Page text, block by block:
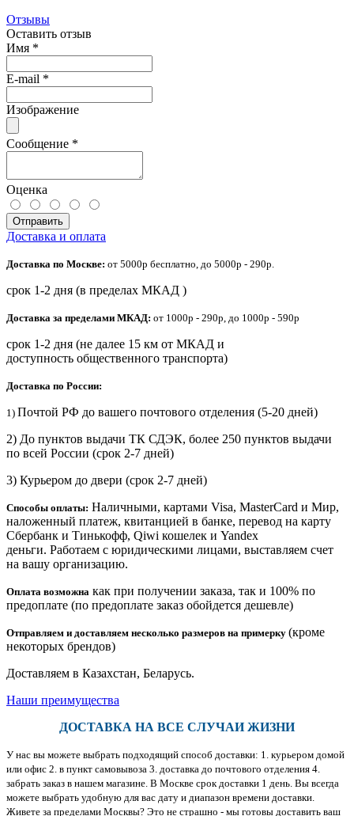
Отзывы
Оставить отзыв
Имя *
E-mail *
Изображение
Сообщение *
Оценка
Отправить
Доставка и оплата
Доставка по Москве: от 5000р бесплатно, до 5000р - 290р.
срок 1-2 дня (в пределах МКАД )
Доставка за пределами МКАД: от 1000р - 290р, до 1000р - 590р
срок 1-2 дня (не далее 15 км от МКАД и
доступность общественного транспорта)
Доставка по России:
1) Почтой РФ до вашего почтового отделения (5-20 дней)
2) До пунктов выдачи ТК СДЭК, более 250 пунктов выдачи
по всей России (срок 2-7 дней)
3) Курьером до двери (срок 2-7 дней)
Способы оплаты: Наличными, картами Visa, MasterCard и Мир,
наложенный платеж, квитанцией в банке, перевод на карту
Сбербанк и Тинькофф, Qiwi кошелек и Yandex
деньги. Работаем с юридическими лицами, выставляем счет
на вашу организацию.
Оплата возможна как при получении заказа, так и 100% по
предоплате (по предоплате заказ обойдется дешевле)
Отправляем и доставляем несколько размеров на примерку (кроме
некоторых брендов)
Доставляем в Казахстан, Беларусь.
Наши преимущества
ДОСТАВКА НА ВСЕ СЛУЧАИ ЖИЗНИ
У нас вы можете выбрать подходящий способ доставки: 1. курьером домой
или офис 2. в пункт самовывоза 3. доставка до почтового отделения 4.
забрать заказ в нашем магазине. В Москве срок доставки 1 день. Вы всегда
можете выбрать удобную для вас дату и диапазон времени доставки.
Живете за пределами Москвы? Это не страшно - мы готовы доставить ваш